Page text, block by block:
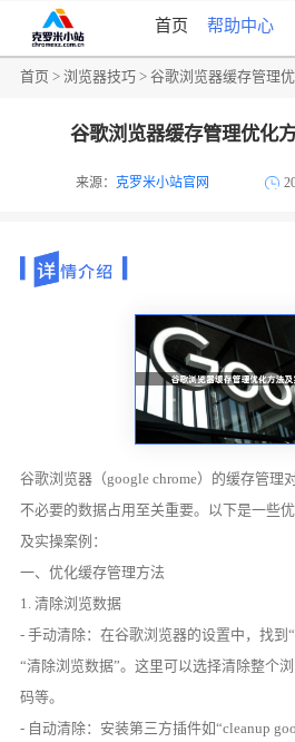
首页 帮助中心
首页 >浏览器技巧 > 谷歌浏览器缓存管理
谷歌浏览器缓存管理优化
来源：克罗米小站官网
谷歌浏览器（google chrome）的缓存管理
不必要的数据占用至关重要。以下是一些
及实操案例：
一、优化缓存管理方法
1. 清除浏览数据
- 手动清除：在谷歌浏览器的设置中，找到
“清除浏览数据”。这里可以选择清除整个
码等。
- 自动清除：安装第三方插件如“cleanup